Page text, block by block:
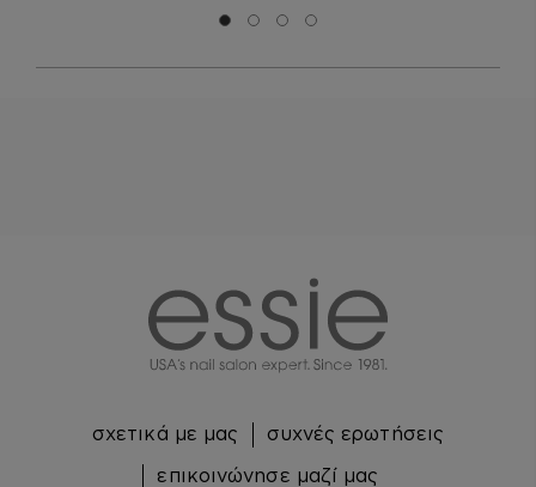
Μετάβαση σε διαφάνεια 0
Μετάβαση σε διαφάνεια 1
Μετάβαση σε διαφάνεια 2
Μετάβαση σε διαφάνεια 3
σχετικά με μας
συχνές ερωτήσεις
επικοινώνησε μαζί μας